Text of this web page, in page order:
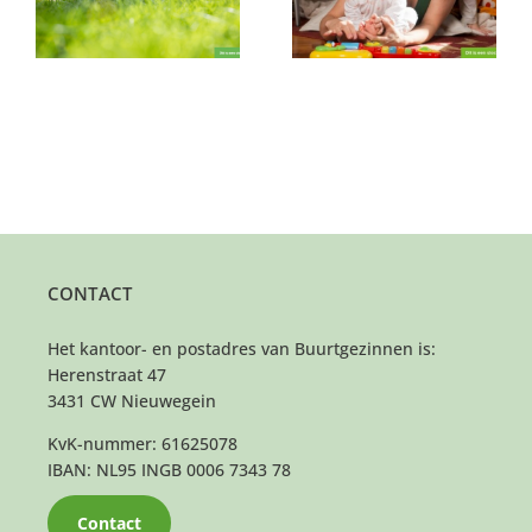
twee kinderen
gezin
CONTACT
Het kantoor- en postadres van Buurtgezinnen is:
Herenstraat 47
3431 CW Nieuwegein
KvK-nummer: 61625078
IBAN: NL95 INGB 0006 7343 78
Contact